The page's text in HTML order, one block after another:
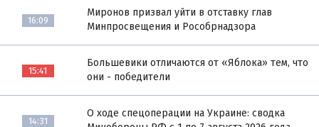
16:09
Миронов призвал уйти в отставку глав
Минпросвещения и Рособрнадзора
15:41
Большевики отличаются от «Яблока» тем, что
они - победители
14:31
О ходе спецоперации на Украине: сводка